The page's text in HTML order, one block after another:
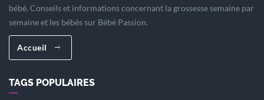
bébé. Conseils et informations concernant la grossesse semaine par
semaine et les bébés sur Bébé Passion.
Accueil
TAGS POPULAIRES